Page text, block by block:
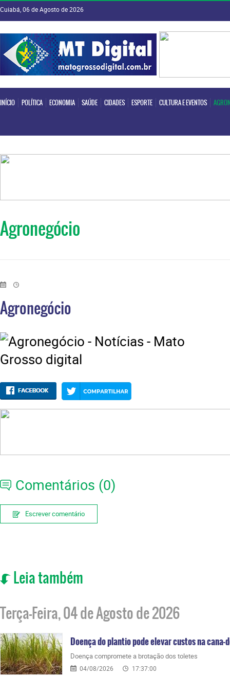
Cuiabá, 06 de Agosto de 2026
INÍCIO POLÍTICA ECONOMIA SAÚDE CIDADES ESPORTE CULTURA E EVENTOS
INÍCIO POLÍTICA ECONOMIA SAÚDE
Agronegócio
Agronegócio
Comentários (0)
Escrever comentário
Leia também
Terça-Feira, 04 de Agosto de 2026
Doença do plantio pode elevar custos na cana-
Doença compromete a brotação dos toletes
04/08/2026 17:37:00